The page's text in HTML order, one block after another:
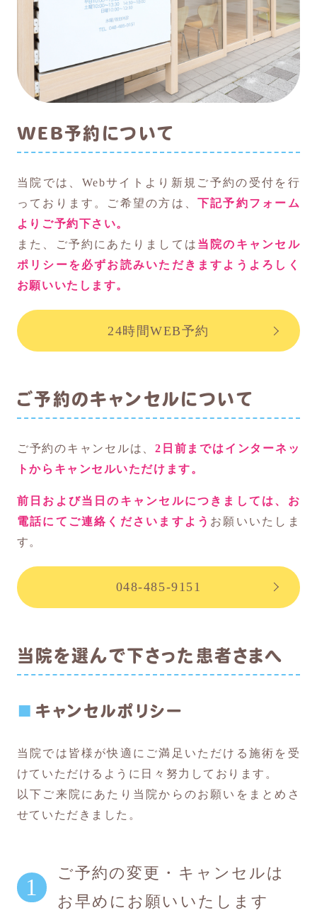
WEB予約について
当院では、Webサイトより新規ご予約の受付を行
っております。ご希望の方は、 下記予約フォーム
よりご予約下さい。
また、ご予約にあたりましては 当院のキャンセル
ポリシーを必ずお読みいただきますようよろしく
お願いいたします。
24時間WEB予約
ご予約のキャンセルについて
ご予約のキャンセルは、2日前まではインターネッ
トからキャンセルいただけます。
前日および当日のキャンセルにつきましては、お
電話にてご連絡くださいますよう お願いいたしま
す。
048-485-9151
当院を選んで下さった患者さまへ
キャンセルポリシー
当院では皆様が快適にご満足いただける施術を受
けていただけるように日々努力しております。
以下ご来院にあたり当院からのお願いをまとめさ
せていただきました。
ご予約の変更・キャンセルは
お早めにお願いいたします